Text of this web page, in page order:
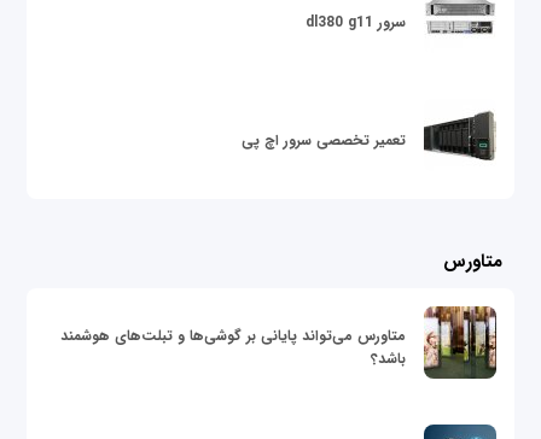
سرور dl380 g11
تعمیر تخصصی سرور اچ پی
متاورس
متاورس می‌تواند پایانی بر گوشی‌ها و تبلت‌های هوشمند
باشد؟